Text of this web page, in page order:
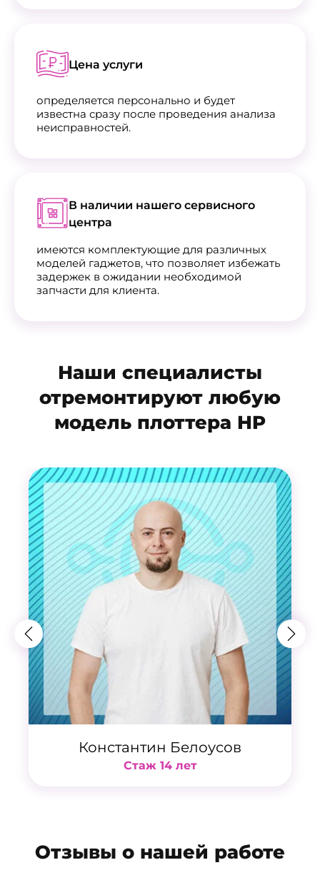
Цена услуги
определяется персонально и будет
известна сразу после проведения анализа
неисправностей.
В наличии нашего сервисного
центра
имеются комплектующие для различных
моделей гаджетов, что позволяет избежать
задержек в ожидании необходимой
запчасти для клиента.
Наши специалисты
отремонтируют любую
модель плоттера HP
Константин Белоусов
Стаж 14 лет
Отзывы о нашей работе